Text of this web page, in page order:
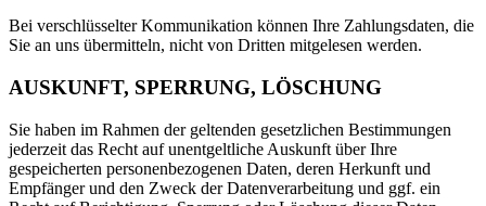
Bei verschlüsselter Kommunikation können Ihre Zahlungsdaten, die
Sie an uns übermitteln, nicht von Dritten mitgelesen werden.
AUSKUNFT, SPERRUNG, LÖSCHUNG
Sie haben im Rahmen der geltenden gesetzlichen Bestimmungen
jederzeit das Recht auf unentgeltliche Auskunft über Ihre
gespeicherten personenbezogenen Daten, deren Herkunft und
Empfänger und den Zweck der Datenverarbeitung und ggf. ein